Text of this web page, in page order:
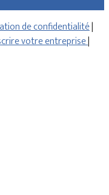
de confidentialité|
votre entreprise|